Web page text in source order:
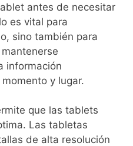
antes de necesitar
es vital para
sino también para
información
y lugar.
que las tablets
Las tabletas
de alta resolución